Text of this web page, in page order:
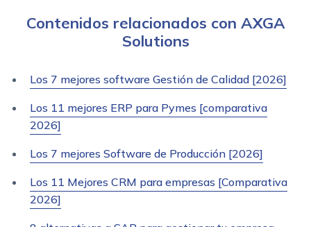
Contenidos relacionados con AXGA
Solutions
Los 7 mejores software Gestión de Calidad [2026]
Los 11 mejores ERP para Pymes [comparativa
2026]
Los 7 mejores Software de Producción [2026]
Los 11 Mejores CRM para empresas [Comparativa
2026]